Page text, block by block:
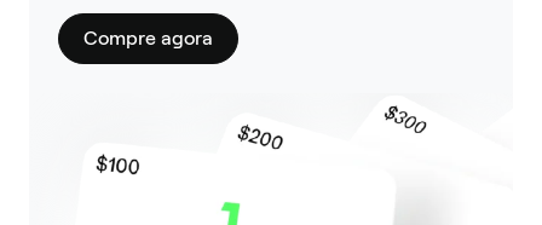
Compre agora